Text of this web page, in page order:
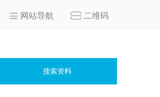
网站导航 二维码
搜索资料